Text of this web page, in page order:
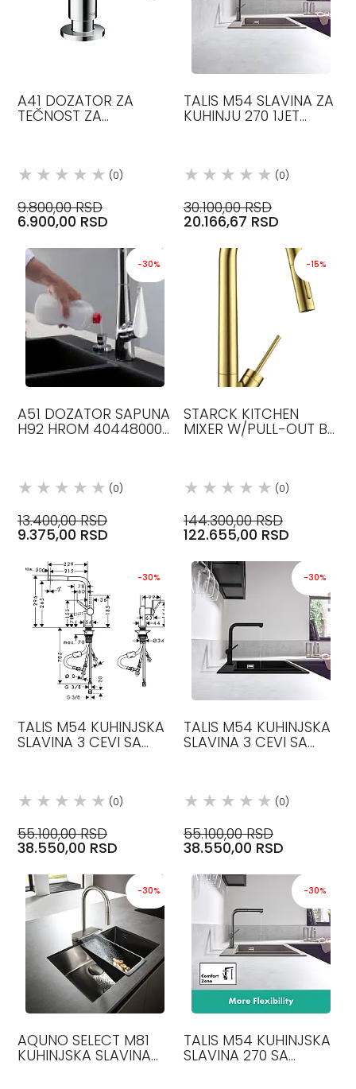
A41 DOZATOR ZA
TEČNOST ZA
(0)
9.800,00 RSD
6.900,00 RSD
TALIS M54 SLAVINA ZA
KUHINJU 270 1JET
(0)
30.100,00 RSD
20.166,67 RSD
-30%
A51 DOZATOR SAPUNA
H92 HROM 40448000
(0)
13.400,00 RSD
9.375,00 RSD
-15%
STARCK KITCHEN
MIXER W/PULL-OUT BB
(0)
144.300,00 RSD
122.655,00 RSD
-30%
TALIS M54 KUHINJSKA
SLAVINA 3 CEVI SA
(0)
55.100,00 RSD
38.550,00 RSD
-30%
TALIS M54 KUHINJSKA
SLAVINA 3 CEVI SA
(0)
55.100,00 RSD
38.550,00 RSD
-30%
AQUNO SELECT M81
KUHINJSKA SLAVINA
-30%
TALIS M54 KUHINJSKA
SLAVINA 270 SA